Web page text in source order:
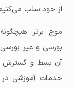
از خود سلب
موج برتر
بورسی و غير
آن بسط و گسترش
خدمات آموزشی در